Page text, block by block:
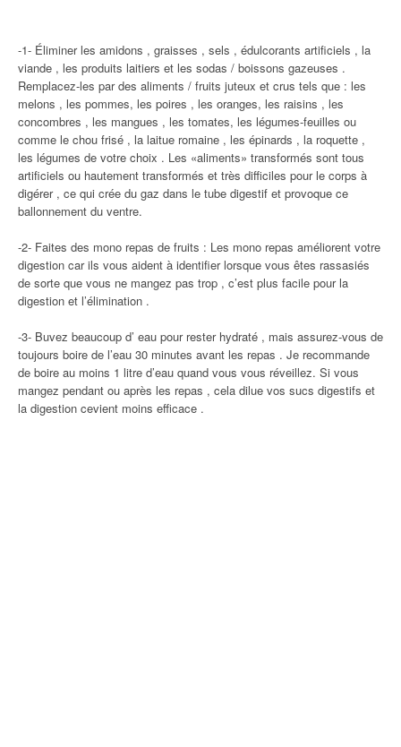
-1- Éliminer les amidons , graisses , sels , édulcorants artificiels , la
viande , les produits laitiers et les sodas / boissons gazeuses .
Remplacez-les par des aliments / fruits juteux et crus tels que : les
melons , les pommes, les poires , les oranges, les raisins , les
concombres , les mangues , les tomates, les légumes-feuilles ou
comme le chou frisé , la laitue romaine , les épinards , la roquette ,
les légumes de votre choix . Les «aliments» transformés sont tous
artificiels ou hautement transformés et très difficiles pour le corps à
digérer , ce qui crée du gaz dans le tube digestif et provoque ce
ballonnement du ventre.
-2- Faites des mono repas de fruits : Les mono repas améliorent votre
digestion car ils vous aident à identifier lorsque vous êtes rassasiés
de sorte que vous ne mangez pas trop , c’est plus facile pour la
digestion et l’élimination .
-3- Buvez beaucoup d’ eau pour rester hydraté , mais assurez-vous de
toujours boire de l’eau 30 minutes avant les repas . Je recommande
de boire au moins 1 litre d’eau quand vous vous réveillez. Si vous
mangez pendant ou après les repas , cela dilue vos sucs digestifs et
la digestion cevient moins efficace .